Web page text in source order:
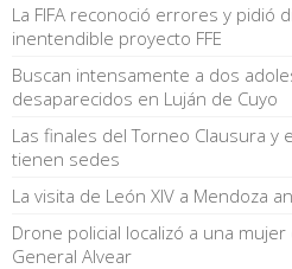
La FIFA reconoció errores y pidió
inentendible proyecto FFE
Buscan intensamente a dos
desaparecidos en Luján de Cuyo
Las finales del Torneo Clausura y
tienen sedes
La visita de León XIV a Mendoza
Drone policial localizó a una
General Alvear